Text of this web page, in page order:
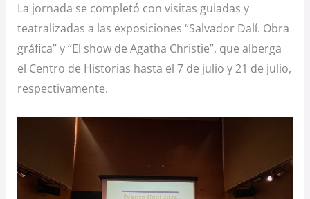
La jornada se completó con visitas guiadas y
teatralizadas a las exposiciones “Salvador Dalí. Obra
gráfica” y “El show de Agatha Christie”, que alberga
el Centro de Historias hasta el 7 de julio y 21 de julio,
respectivamente.